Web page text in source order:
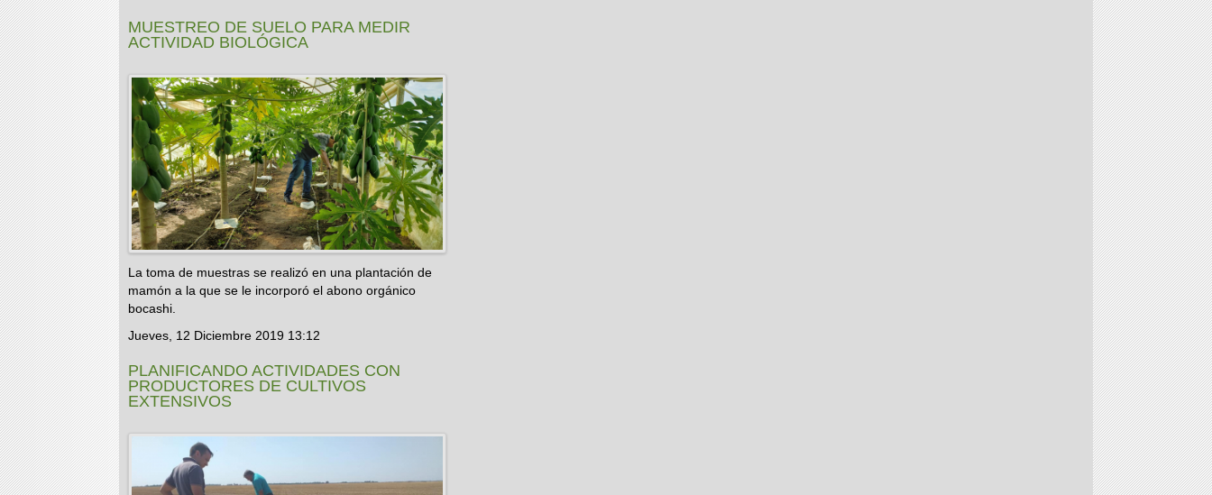
MUESTREO DE SUELO PARA MEDIR
ACTIVIDAD BIOLÓGICA
La toma de muestras se realizó en una plantación de
mamón a la que se le incorporó el abono orgánico
bocashi.
Jueves, 12 Diciembre 2019 13:12
PLANIFICANDO ACTIVIDADES CON
PRODUCTORES DE CULTIVOS
EXTENSIVOS